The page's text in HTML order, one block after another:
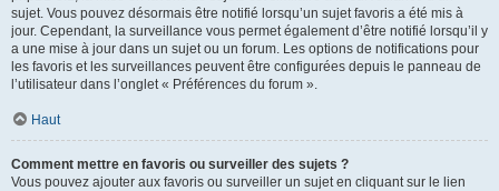
sujet. Vous pouvez désormais être notifié lorsqu’un sujet favoris a été mis à
jour. Cependant, la surveillance vous permet également d’être notifié lorsqu’il y
a une mise à jour dans un sujet ou un forum. Les options de notifications pour
les favoris et les surveillances peuvent être configurées depuis le panneau de
l’utilisateur dans l’onglet « Préférences du forum ».
Haut
Comment mettre en favoris ou surveiller des sujets ?
Vous pouvez ajouter aux favoris ou surveiller un sujet en cliquant sur le lien